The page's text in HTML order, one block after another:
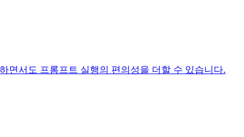
면서도 프롬프트 실행의 편의성을 더할 수 있습니다.